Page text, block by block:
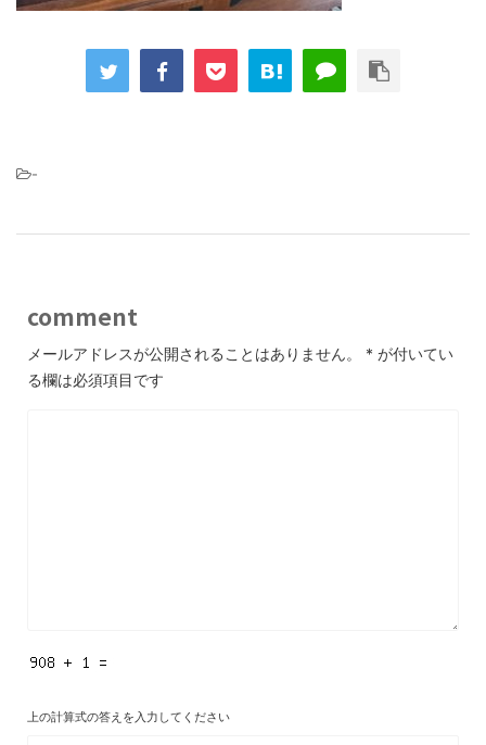
-
comment
メールアドレスが公開されることはありません。 * が付いてい
る欄は必須項目です
上の計算式の答えを入力してください